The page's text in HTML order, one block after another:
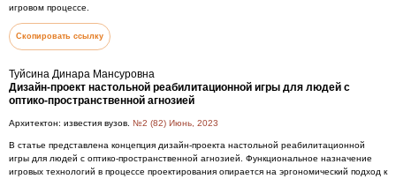
игровом процессе.
Скопировать ссылку
Туйсина Динара Мансуровна
Дизайн-проект настольной реабилитационной игры для людей с
оптико-пространственной агнозией
Архитектон: известия вузов. №2 (82) Июнь, 2023
В статье представлена концепция дизайн-проекта настольной реабилитационной
игры для людей с оптико-пространственной агнозией. Функциональное назначение
игровых технологий в процессе проектирования опирается на эргономический подход к